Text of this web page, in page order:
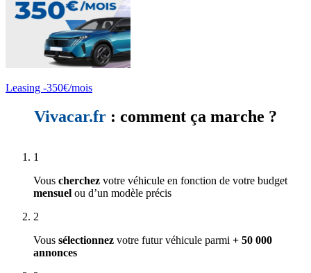
Leasing -350€/mois
Vivacar.fr : comment ça marche ?
1
Vous cherchez votre véhicule en fonction de votre budget
mensuel ou d’un modèle précis
2
Vous sélectionnez votre futur véhicule parmi + 50 000
annonces